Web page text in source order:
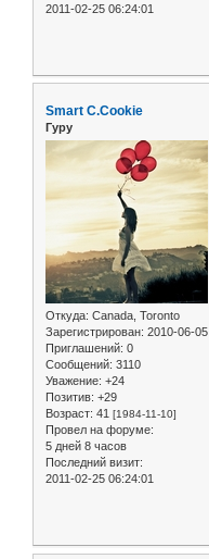
2011-02-25 06:24:01
Smart C.Cookie
Гуру
Откуда: Canada, Toronto
Зарегистрирован: 2010-06-05
Приглашений: 0
Сообщений: 3110
Уважение: +24
Позитив: +29
Возраст: 41 [1984-11-10]
Провел на форуме:
5 дней 8 часов
Последний визит:
2011-02-25 06:24:01